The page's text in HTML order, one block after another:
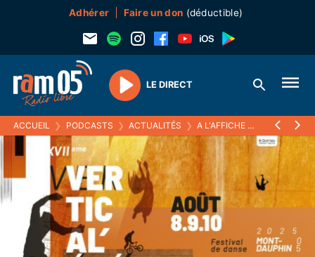
Adhérer Faire un don (déductible)
Play
LE DIRECT
ACCUEIL ❯ PODCASTS ❯ ACTUALITÉS ❯ A L'AFFICHE ❯ LE